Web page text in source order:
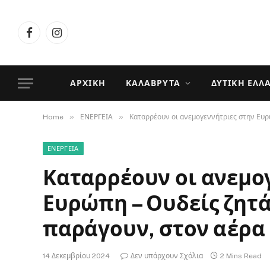
FacebookInstagram
ΑΡΧΙΚΉ ΚΑΛΆΒΡΥΤΑ ΔΥΤΙΚΉ
Home » ΕΝΕΡΓΕΙΑ » Καταρρέουν οι ανεμογεννήτριες στην
ΕΝΕΡΓΕΙΑ
Καταρρέουν οι
Ευρώπη – Ουδείς
παράγουν, στον αέρα
14 Δεκεμβρίου 2024 Δεν υπάρχουν Σχόλια 2 Mins Read